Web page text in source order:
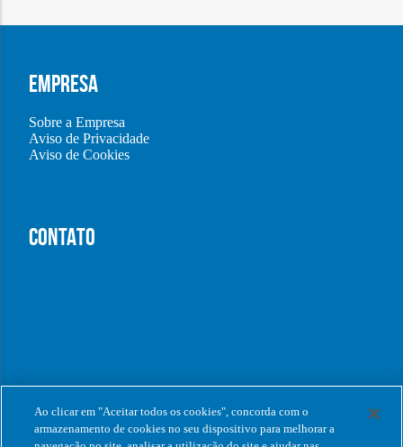
EMPRESA
Sobre a Empresa
Aviso de Privacidade
Aviso de Cookies
CONTATO
Ao clicar em "Aceitar todos os cookies", concorda com o
armazenamento de cookies no seu dispositivo para melhorar a